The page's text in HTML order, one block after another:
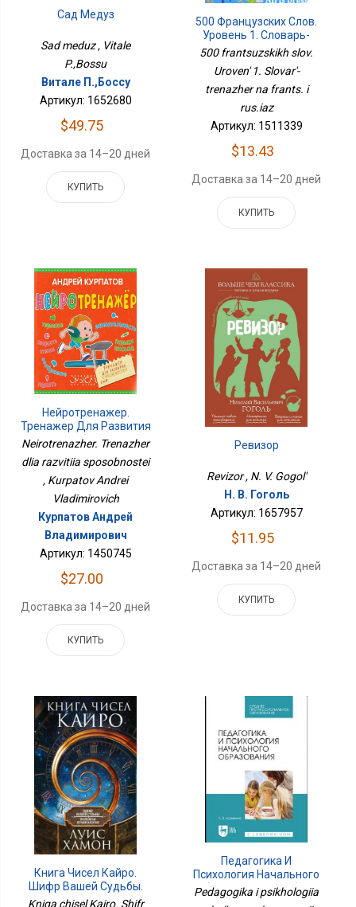
Сад Медуз
Sad meduz , Vitale
P.,Bossu
Витале П.,Боссу
Артикул: 1652680
$49.75
Доставка за 14–20 дней
КУПИТЬ
500 Французских Слов.
Уровень 1. Словарь-
Тренажер На Франц. И
500 frantsuzskikh slov.
Uroven' 1. Slovar'-
trenazher na frants. i
rus.iaz
Артикул: 1511339
$13.43
Доставка за 14–20 дней
КУПИТЬ
Нейротренажер.
Тренажер Для Развития
Способностей
Neirotrenazher. Trenazher
dlia razvitiia sposobnostei
, Kurpatov Andrei
Vladimirovich
Курпатов Андрей
Владимирович
Артикул: 1450745
$27.00
Доставка за 14–20 дней
КУПИТЬ
Ревизор
Revizor , N. V. Gogol'
Н. В. Гоголь
Артикул: 1657957
$11.95
Доставка за 14–20 дней
КУПИТЬ
Книга Чисел Кайро.
Шифр Вашей Судьбы.
Полезная Нумерология
Kniga chisel Kairo. Shifr
Педагогика И
Психология Начального
Образования. Учебное
Пособие Для СПО
Pedagogika i psikhologiia